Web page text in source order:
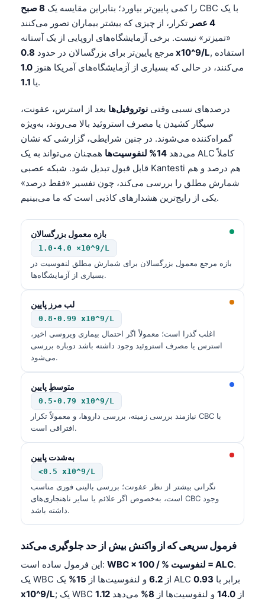
را کمی پایین‌تر بیاورد؛ بنابراین مقایسه یک 8 صبح
CBC با یک
4 عصر
تکرار، از چیزی که بیشتر بیماران تصور می‌کنند
«تمیزتر» نیست. برخی آزمایشگاه‌های اروپایی از یک آستانه
مرجع پایین‌تر برای بزرگسالان در حدود 0.8 x10^9/L, استفاده
می‌کنند، در حالی که بسیاری از آزمایشگاه‌های آمریکا هنوز 1.0
یا 1.1 .
درصدهای نسبی وقتی نوتروفیل‌ها بعد از استرس، عفونت،
سیگار کشیدن یا مصرف استروئید بالا می‌روند، به‌ویژه
گمراه‌کننده می‌شوند. در چنین شرایطی، گزارشی که نشان
می‌دهد 14% لنفوسیت‌ها
همچنان می‌تواند به یک ALC کاملاً
قابل قبول تبدیل شود. شبکه عصبی Kantesti هم درصد و هم
شمارش مطلق را بررسی می‌کند، چون تفسیر «فقط درصد»
یکی از رایج‌ترین هشدارهای کاذبی است که ما می‌بینیم.
بازه معمول بزرگسالان
1.0-4.0 ×10^9/L
بازه مرجع معمول بزرگسالان برای شمارش مطلق لنفوسیت در
بسیاری از آزمایشگاه‌ها.
لب مرز پایین
0.8-0.99 x10^9/L
اغلب گذرا است؛ معمولاً اگر احتمال بیماری ویروسی اخیر،
استرس یا مصرف استروئید وجود داشته باشد دوباره بررسی
می‌شود.
متوسطِ پایین
0.5-0.79 x10^9/L
نیازمند بررسی زمینه، بررسی داروها، و معمولاً تکرار CBC با
افتراقی است.
به‌شدت پایین
<0.5 x10^9/L
نگرانی بیشتر از نظر عفونت؛ بررسی بالینی فوری مناسب
است، به‌خصوص اگر علائم یا سایر ناهنجاری‌های CBC وجود
داشته باشد.
فرمول سریعی که از واکنش بیش از حد جلوگیری می‌کند
این فرمول ساده است: WBC × لنفوسیت % / 100 = ALC.
یک WBC از 6.2 و لنفوسیت‌ها از 15% یک ALC برابر با 0.93
x10^9/L
; یک WBC از 14.0 و لنفوسیت‌ها از 8% می‌دهد 1.12